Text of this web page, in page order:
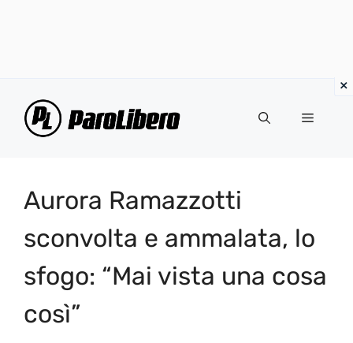
Menu
Aurora Ramazzotti
sconvolta e ammalata, lo
sfogo: “Mai vista una cosa
così”